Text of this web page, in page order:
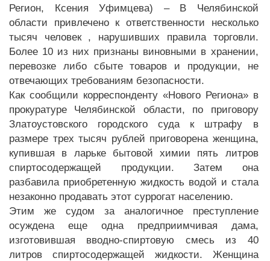
Регион, Ксения Уфимцева) – В Челябинской
области привлечено к ответственности несколько
тысяч человек , нарушивших правила торговли.
Более 10 из них признаны виновными в хранении,
перевозке либо сбыте товаров и продукции, не
отвечающих требованиям безопасности.
Как сообщили корреспонденту «Нового Региона» в
прокуратуре Челябинской области, по приговору
Златоустовского городского суда к штрафу в
размере трех тысяч рублей приговорена женщина,
купившая в ларьке бытовой химии пять литров
спиртосодержащей продукции. Затем она
разбавила приобретенную жидкость водой и стала
незаконно продавать этот суррогат населению.
Этим же судом за аналогичное преступление
осуждена еще одна предприимчивая дама,
изготовившая вводно-спиртовую смесь из 40
литров спиртосодержащей жидкости. Женщина